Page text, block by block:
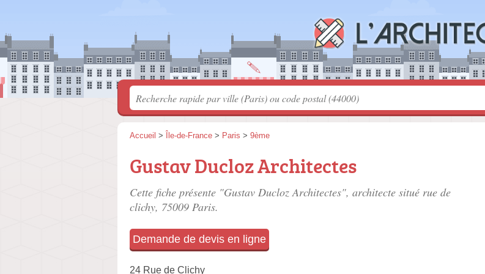
Accueil > Île-de-France > Paris > 9ème
Gustav Ducloz Architectes
Cette fiche présente "Gustav Ducloz Architectes", architecte situé rue de
clichy, 75009 Paris.
Demande de devis en ligne
24 Rue de Clichy